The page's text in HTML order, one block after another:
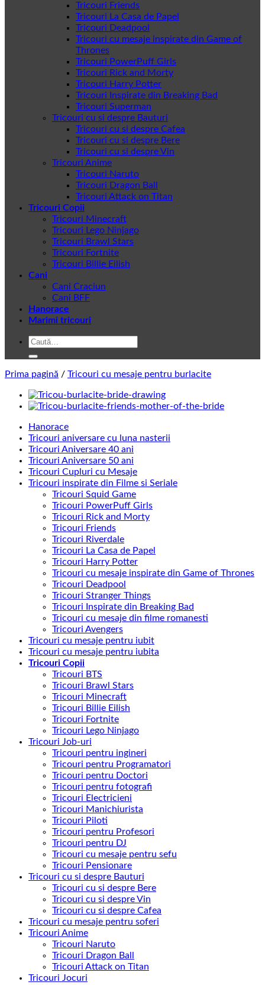
Tricouri Friends
Tricouri La Casa de Papel
Tricouri Deadpool
Tricouri cu mesaje inspirate din Game of
Thrones
Tricouri PowerPuff Girls
Tricouri Rick and Morty
Tricouri Harry Potter
Tricouri Inspirate din Breaking Bad
Tricouri Superman
Tricouri cu si despre Bauturi
Tricouri cu si despre Cafea
Tricouri cu si despre Bere
Tricouri cu si despre Vin
Tricouri Anime
Tricouri Naruto
Tricouri Dragon Ball
Tricouri Attack on Titan
Tricouri Copii
Tricouri Minecraft
Tricouri Lego Ninjago
Tricouri Brawl Stars
Tricouri Fortnite
Tricouri Billie Eilish
Cani
Cani Craciun
Cani BFF
Hanorace
Marimi tricouri
Caută
Prima pagină / Tricouri cu mesaje pentru burlacite
Hanorace
Tricouri aniversare cu luna nasterii
Tricouri Aniversare 40 ani
Tricouri Aniversare 50 ani
Tricouri Cupluri cu Mesaje
Tricouri inspirate din Filme si Seriale
Tricouri Squid Game
Tricouri PowerPuff Girls
Tricouri Rick and Morty
Tricouri Friends
Tricouri Riverdale
Tricouri La Casa de Papel
Tricouri Harry Potter
Tricouri cu mesaje inspirate din Game of Thrones
Tricouri Deadpool
Tricouri Stranger Things
Tricouri Inspirate din Breaking Bad
Tricouri cu mesaje din filme romanesti
Tricouri Avengers
Tricouri cu mesaje pentru iubit
Tricouri cu mesaje pentru iubita
Tricouri Copii
Tricouri BTS
Tricouri Brawl Stars
Tricouri Minecraft
Tricouri Billie Eilish
Tricouri Fortnite
Tricouri Lego Ninjago
Tricouri Job-uri
Tricouri pentru ingineri
Tricouri pentru Programatori
Tricouri pentru Doctori
Tricouri pentru fotografi
Tricouri Electricieni
Tricouri Manichiurista
Tricouri Piloti
Tricouri pentru Profesori
Tricouri pentru DJ
Tricouri cu mesaje pentru sefu
Tricouri Pensionare
Tricouri cu si despre Bauturi
Tricouri cu si despre Bere
Tricouri cu si despre Vin
Tricouri cu si despre Cafea
Tricouri cu mesaje pentru soferi
Tricouri Anime
Tricouri Naruto
Tricouri Dragon Ball
Tricouri Attack on Titan
Tricouri Jocuri